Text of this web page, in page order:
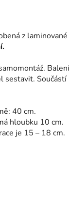
z laminované
sestavit.
40 cm.
hloubku 10 cm.
je 15 – 18 cm.